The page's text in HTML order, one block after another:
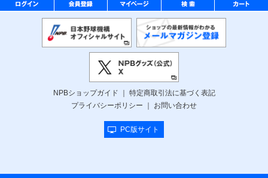
NPBショップガイド
特定商取引法に基づく表記
プライバシーポリシー
お問い合わせ
PC版サイト